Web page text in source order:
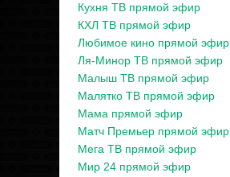
Кухня ТВ прямой эфир
КХЛ ТВ прямой эфир
Любимое кино прямой эфир
Ля-Минор ТВ прямой эфир
Малыш ТВ прямой эфир
Малятко ТВ прямой эфир
Мама прямой эфир
Матч Премьер прямой эфир
Мега ТВ прямой эфир
Мир 24 прямой эфир